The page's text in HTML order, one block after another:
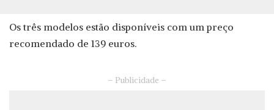
Os três modelos estão disponíveis com um preço
recomendado de 139 euros.
– Publicidade –